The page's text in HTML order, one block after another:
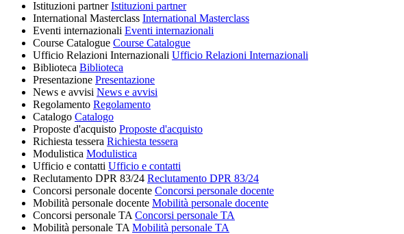
Istituzioni partner Istituzioni partner
International Masterclass International Masterclass
Eventi internazionali Eventi internazionali
Course Catalogue Course Catalogue
Ufficio Relazioni Internazionali Ufficio Relazioni Internazionali
Biblioteca Biblioteca
Presentazione Presentazione
News e avvisi News e avvisi
Regolamento Regolamento
Catalogo Catalogo
Proposte d'acquisto Proposte d'acquisto
Richiesta tessera Richiesta tessera
Modulistica Modulistica
Ufficio e contatti Ufficio e contatti
Reclutamento DPR 83/24 Reclutamento DPR 83/24
Concorsi personale docente Concorsi personale docente
Mobilità personale docente Mobilità personale docente
Concorsi personale TA Concorsi personale TA
Mobilità personale TA Mobilità personale TA